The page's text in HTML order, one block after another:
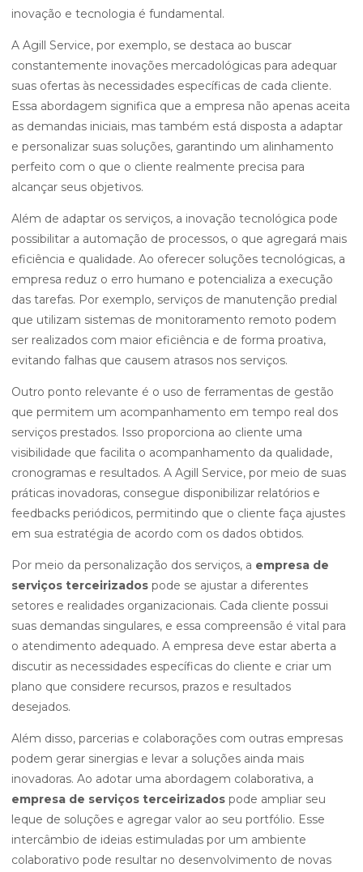
inovação e tecnologia é fundamental.
A Agill Service, por exemplo, se destaca ao buscar
constantemente inovações mercadológicas para adequar
suas ofertas às necessidades específicas de cada cliente.
Essa abordagem significa que a empresa não apenas aceita
as demandas iniciais, mas também está disposta a adaptar
e personalizar suas soluções, garantindo um alinhamento
perfeito com o que o cliente realmente precisa para
alcançar seus objetivos.
Além de adaptar os serviços, a inovação tecnológica pode
possibilitar a automação de processos, o que agregará mais
eficiência e qualidade. Ao oferecer soluções tecnológicas, a
empresa reduz o erro humano e potencializa a execução
das tarefas. Por exemplo, serviços de manutenção predial
que utilizam sistemas de monitoramento remoto podem
ser realizados com maior eficiência e de forma proativa,
evitando falhas que causem atrasos nos serviços.
Outro ponto relevante é o uso de ferramentas de gestão
que permitem um acompanhamento em tempo real dos
serviços prestados. Isso proporciona ao cliente uma
visibilidade que facilita o acompanhamento da qualidade,
cronogramas e resultados. A Agill Service, por meio de suas
práticas inovadoras, consegue disponibilizar relatórios e
feedbacks periódicos, permitindo que o cliente faça ajustes
em sua estratégia de acordo com os dados obtidos.
Por meio da personalização dos serviços, a empresa de
serviços terceirizados pode se ajustar a diferentes
setores e realidades organizacionais. Cada cliente possui
suas demandas singulares, e essa compreensão é vital para
o atendimento adequado. A empresa deve estar aberta a
discutir as necessidades específicas do cliente e criar um
plano que considere recursos, prazos e resultados
desejados.
Além disso, parcerias e colaborações com outras empresas
podem gerar sinergias e levar a soluções ainda mais
inovadoras. Ao adotar uma abordagem colaborativa, a
empresa de serviços terceirizados pode ampliar seu
leque de soluções e agregar valor ao seu portfólio. Esse
intercâmbio de ideias estimuladas por um ambiente
colaborativo pode resultar no desenvolvimento de novas